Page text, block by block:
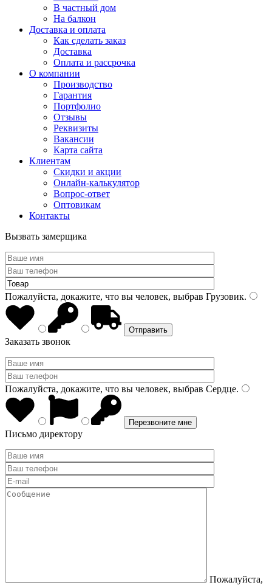
В частный дом
На балкон
Доставка и оплата
Как сделать заказ
Доставка
Оплата и рассрочка
О компании
Производство
Гарантия
Портфолио
Отзывы
Реквизиты
Вакансии
Карта сайта
Клиентам
Скидки и акции
Онлайн-калькулятор
Вопрос-ответ
Оптовикам
Контакты
Вызвать замерщика
Пожалуйста, докажите, что вы человек, выбрав Грузовик.
Заказать звонок
Пожалуйста, докажите, что вы человек, выбрав Сердце.
Письмо директору
Пожалуйста,